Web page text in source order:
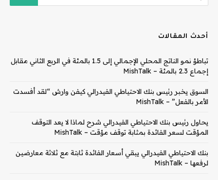
أحدث المقالات
تباطؤ نمو الناتج المحلي الإجمالي إلى 1.5 بالمئة في الربع الثاني مقابل
إجماع 2.3 بالمئة – MishTalk
السوق يخبر رئيس بنك الاحتياطي الفيدرالي كيفن وارش “لقد أفسدت
الأمر بالفعل” – MishTalk
يحاول رئيس بنك الاحتياطي الفيدرالي شرح لماذا لا يعد التوقف
المؤقت لسعر الفائدة بمثابة توقف مؤقت – MishTalk
بنك الاحتياطي الفيدرالي يبقي أسعار الفائدة ثابتة مع ثلاثة معارضين
لرفعها – MishTalk